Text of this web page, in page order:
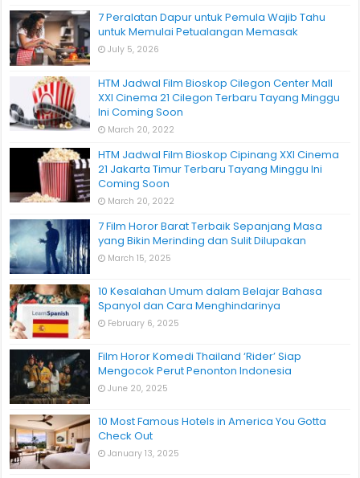
7 Peralatan Dapur untuk Pemula Wajib Tahu
untuk Memulai Petualangan Memasak
July 5, 2026
HTM Jadwal Film Bioskop Cilegon Center Mall
XXI Cinema 21 Cilegon Terbaru Tayang Minggu
Ini Coming Soon
March 20, 2022
HTM Jadwal Film Bioskop Cipinang XXI Cinema
21 Jakarta Timur Terbaru Tayang Minggu Ini
Coming Soon
March 20, 2022
7 Film Horor Barat Terbaik Sepanjang Masa
yang Bikin Merinding dan Sulit Dilupakan
March 15, 2025
10 Kesalahan Umum dalam Belajar Bahasa
Spanyol dan Cara Menghindarinya
February 6, 2025
Film Horor Komedi Thailand ‘Rider’ Siap
Mengocok Perut Penonton Indonesia
June 20, 2025
10 Most Famous Hotels in America You Gotta
Check Out
January 13, 2025